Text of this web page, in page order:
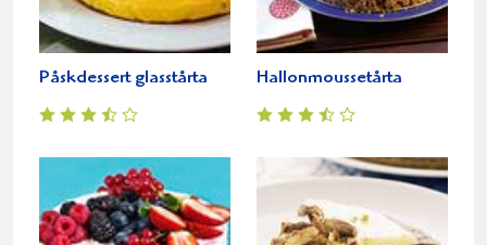
Påskdessert glasstårta Hallonmoussetårta